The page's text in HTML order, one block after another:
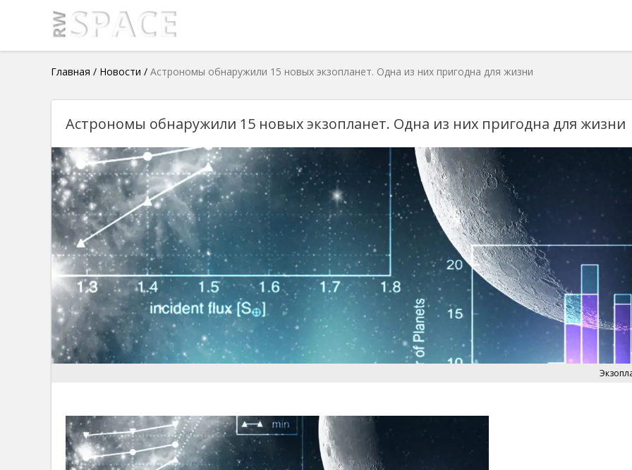
Главная / Новости / Астрономы обнаружили 15 новых экзопланет. Одна из них пригодна для жизни
Астрономы обнаружили 15 новых экзопланет. Одна из них пригодна для жизни